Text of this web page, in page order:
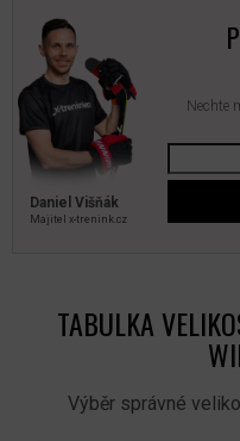
Daniel Višňák
Majitel x‑trenink.cz
Nechte
TABULKA
Výběr správné